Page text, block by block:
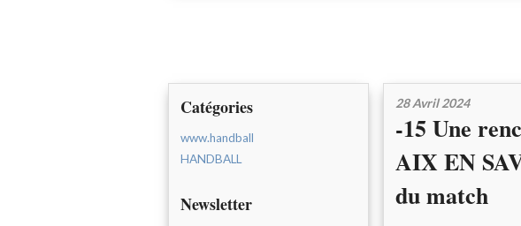
Catégories
www.handball
HANDBALL
Newsletter
28 Avril 2024
-15 Une
AIX EN
du match